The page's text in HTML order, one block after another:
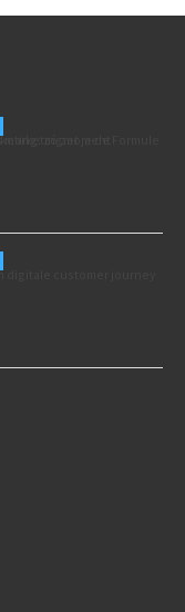
van Zandvoort in als marketingmoment
customer journey